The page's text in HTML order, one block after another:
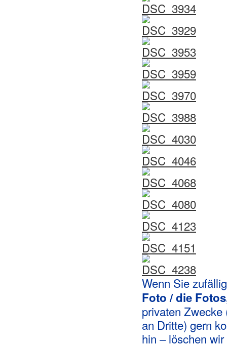
Wenn Sie
Foto / die
privaten Zwecke
an Dritte) gern
hin – löschen